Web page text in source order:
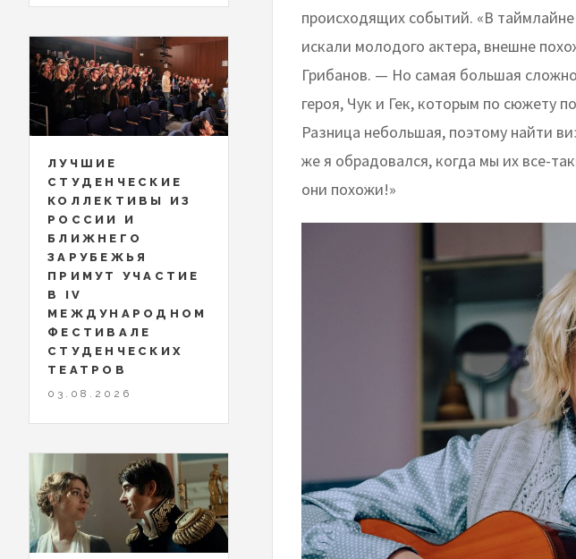
происходящих событий. «В
искали молодого актера, внешне
Грибанов. — Но самая большая
героя, Чук и Гек, которым по сюжету
Разница небольшая, поэтому найти
же я обрадовался, когда мы их все-
они похожи!»
ЛУЧШИЕ
СТУДЕНЧЕСКИЕ
КОЛЛЕКТИВЫ ИЗ
РОССИИ И
БЛИЖНЕГО
ЗАРУБЕЖЬЯ
ПРИМУТ УЧАСТИЕ
В IV
МЕЖДУНАРОДНОМ
ФЕСТИВАЛЕ
СТУДЕНЧЕСКИХ
ТЕАТРОВ
03.08.2026